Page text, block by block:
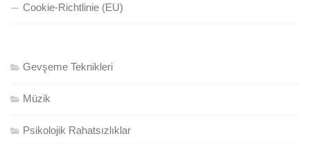
Cookie-Richtlinie (EU)
Gevşeme Teknikleri
Müzik
Psikolojik Rahatsızlıklar